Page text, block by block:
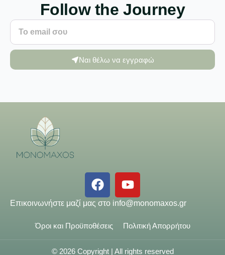
Follow the Journey
Ναι θέλω να εγγραφώ
Επικοινωνήστε μαζί μας στο info@monomaxos.gr
Όροι και Προϋποθέσεις Πολιτική Απορρήτου
© 2026 Copyright | All rights reserved